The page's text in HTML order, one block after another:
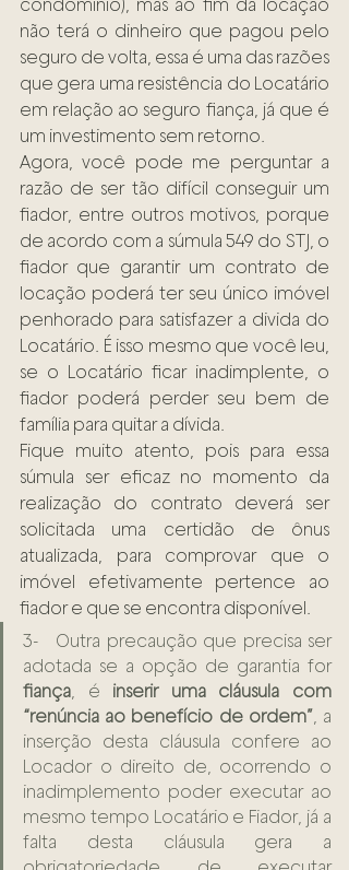
condomínio), mas ao fim da locação
não terá o dinheiro que pagou pelo
seguro de volta, essa é uma das razões
que gera uma resistência do Locatário
em relação ao seguro fiança, já que é
um investimento sem retorno.
Agora, você pode me perguntar a
razão de ser tão difícil conseguir um
fiador, entre outros motivos, porque
de acordo com a súmula 549 do STJ, o
fiador que garantir um contrato de
locação poderá ter seu único imóvel
penhorado para satisfazer a divida do
Locatário. É isso mesmo que você leu,
se o Locatário ficar inadimplente, o
fiador poderá perder seu bem de
família para quitar a dívida.
Fique muito atento, pois para essa
súmula ser eficaz no momento da
realização do contrato deverá ser
solicitada uma certidão de ônus
atualizada, para comprovar que o
imóvel efetivamente pertence ao
fiador e que se encontra disponível.
3-   Outra precaução que precisa ser
adotada se a opção de garantia for
fiança , é inserir uma cláusula com
“renúncia ao benefício de ordem”, a
inserção desta cláusula confere ao
Locador o direito de, ocorrendo o
inadimplemento poder executar ao
mesmo tempo Locatário e Fiador, já a
falta desta cláusula gera a